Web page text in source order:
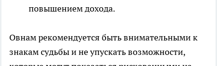
повышением дохода.
Овнам рекомендуется быть внимательными к
знакам судьбы и не упускать возможности,